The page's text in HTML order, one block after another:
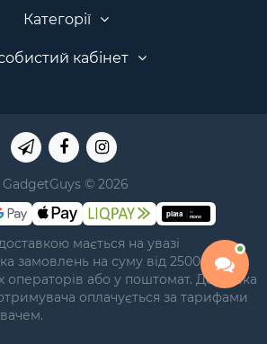
Категорії
кабінет
GadgetGuys © 2026
мається на увазі
замовлень на суму від 2500 грн у
операторів або у поштомат. Доставка
оплачується за тарифами